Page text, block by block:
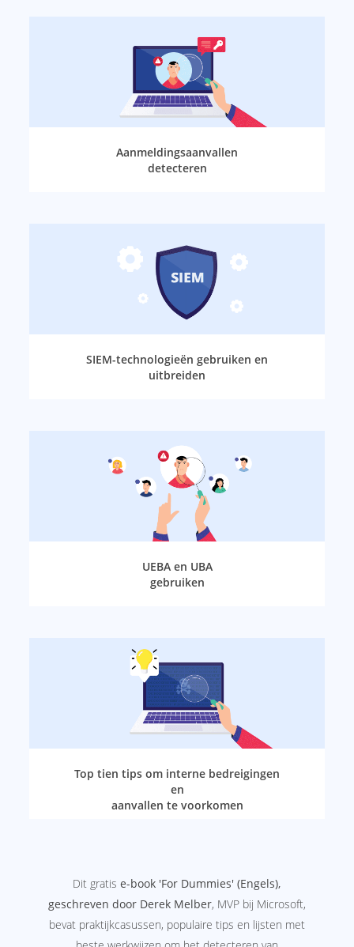
Aanmeldingsaanvallen
detecteren
SIEM-technologieën gebruiken en
uitbreiden
UEBA en UBA
gebruiken
Top tien tips om interne bedreigingen
en
aanvallen te voorkomen
Dit gratise-book 'For Dummies' (Engels),
geschreven door Derek Melber, MVP bij Microsoft,
bevat praktijkcasussen, populaire tips en lijsten met